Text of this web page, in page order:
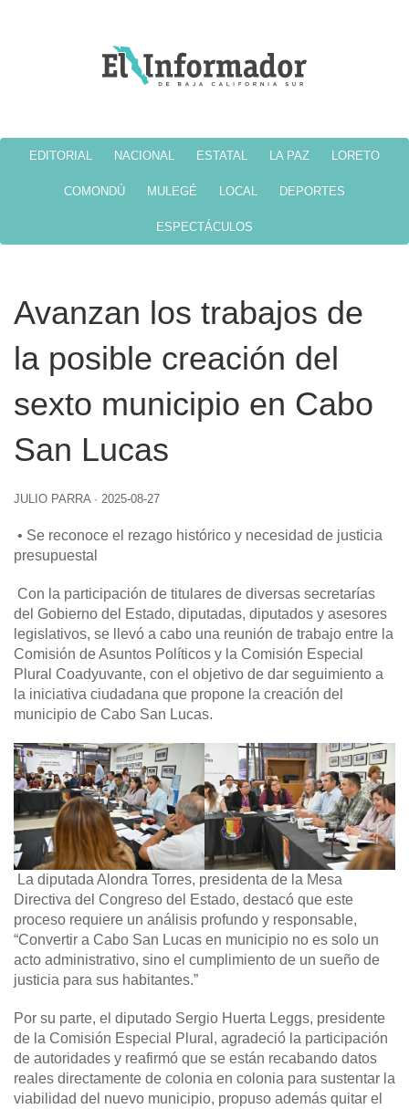
EDITORIAL NACIONAL ESTATAL LA PAZ LORETO
COMONDÚ MULEGÉ LOCAL DEPORTES
ESPECTÁCULOS
Avanzan los trabajos de
la posible creación del
sexto municipio en Cabo
San Lucas
JULIO PARRA · 2025-08-27
• Se reconoce el rezago histórico y necesidad de justicia
presupuestal
Con la participación de titulares de diversas secretarías
del Gobierno del Estado, diputadas, diputados y asesores
legislativos, se llevó a cabo una reunión de trabajo entre la
Comisión de Asuntos Políticos y la Comisión Especial
Plural Coadyuvante, con el objetivo de dar seguimiento a
la iniciativa ciudadana que propone la creación del
municipio de Cabo San Lucas.
La diputada Alondra Torres, presidenta de la Mesa
Directiva del Congreso del Estado, destacó que este
proceso requiere un análisis profundo y responsable,
“Convertir a Cabo San Lucas en municipio no es solo un
acto administrativo, sino el cumplimiento de un sueño de
justicia para sus habitantes.”
Por su parte, el diputado Sergio Huerta Leggs, presidente
de la Comisión Especial Plural, agradeció la participación
de autoridades y reafirmó que se están recabando datos
reales directamente de colonia en colonia para sustentar la
viabilidad del nuevo municipio, propuso además quitar el